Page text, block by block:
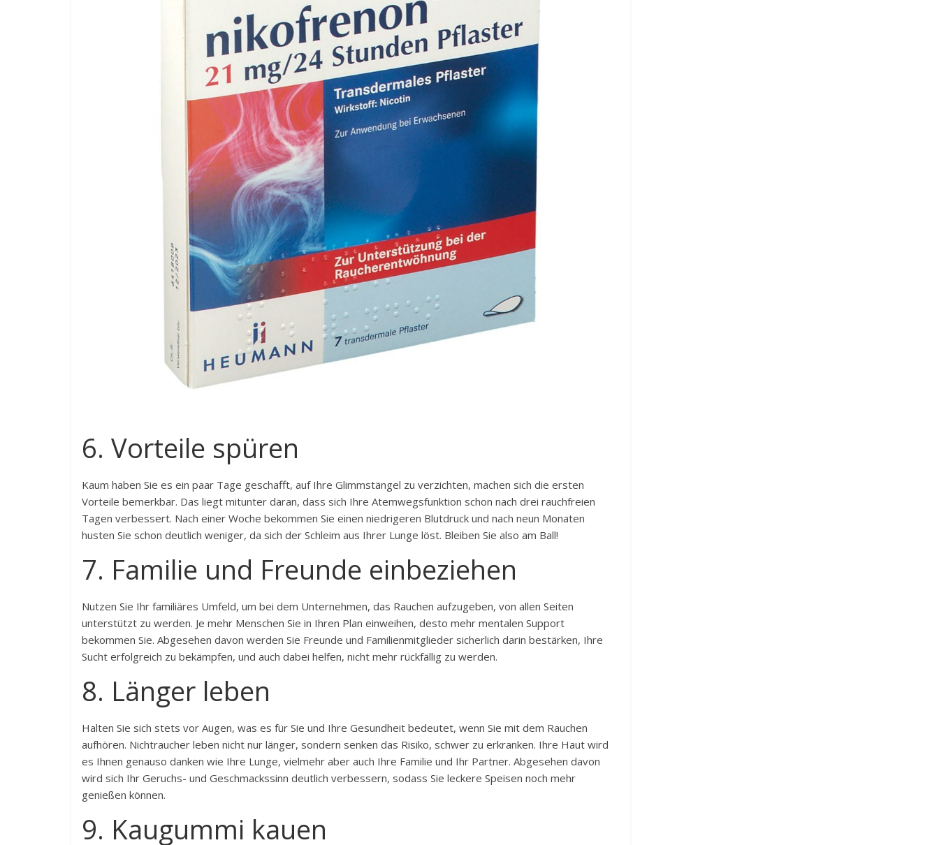
6. Vorteile spüren
Kaum haben Sie es ein paar Tage geschafft, auf Ihre Glimmstängel zu verzichten, machen sich die ersten
Vorteile bemerkbar. Das liegt mitunter daran, dass sich Ihre Atemwegsfunktion schon nach drei rauchfreien
Tagen verbessert. Nach einer Woche bekommen Sie einen niedrigeren Blutdruck und nach neun Monaten
husten Sie schon deutlich weniger, da sich der Schleim aus Ihrer Lunge löst. Bleiben Sie also am Ball!
7. Familie und Freunde einbeziehen
Nutzen Sie Ihr familiäres Umfeld, um bei dem Unternehmen, das Rauchen aufzugeben, von allen Seiten
unterstützt zu werden. Je mehr Menschen Sie in Ihren Plan einweihen, desto mehr mentalen Support
bekommen Sie. Abgesehen davon werden Sie Freunde und Familienmitglieder sicherlich darin bestärken, Ihre
Sucht erfolgreich zu bekämpfen, und auch dabei helfen, nicht mehr rückfällig zu werden.
8. Länger leben
Halten Sie sich stets vor Augen, was es für Sie und Ihre Gesundheit bedeutet, wenn Sie mit dem Rauchen
aufhören. Nichtraucher leben nicht nur länger, sondern senken das Risiko, schwer zu erkranken. Ihre Haut wird
es Ihnen genauso danken wie Ihre Lunge, vielmehr aber auch Ihre Familie und Ihr Partner. Abgesehen davon
wird sich Ihr Geruchs- und Geschmackssinn deutlich verbessern, sodass Sie leckere Speisen noch mehr
genießen können.
9. Kaugummi kauen